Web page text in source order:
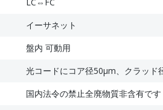
イーサネット
盤内 可動用
光コードにコア径50μm、クラッド
国内法令の禁止全廃物質非含有です